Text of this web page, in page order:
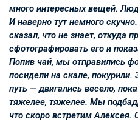
много интересных вещей.
И наверно тут немного
сказал, что не знает, откуда
сфотографировать его и
Попив чай, мы отправились
посидели на скале,
путь — двигались весело,
тяжелее, тяжелее. Мы
что скоро встретим Алексея.